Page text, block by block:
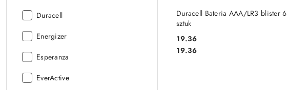
Producent:
Duracell
Producent:
Energizer
Producent:
Esperanza
Producent:
EverActive
Duracell Bateria AAA/LR3 blister 6
sztuk
Cena:
19.36
Cena:
19.36
DO KOSZYKA